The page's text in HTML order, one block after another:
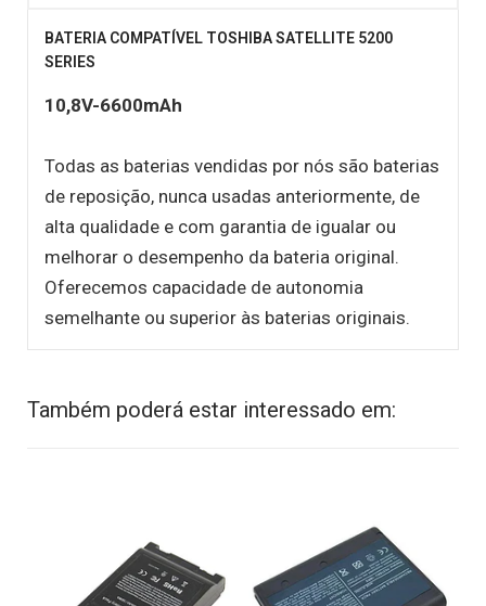
BATERIA COMPATÍVEL TOSHIBA SATELLITE 5200
SERIES
10,8V-6600mAh
Todas as baterias vendidas por nós são baterias
de reposição, nunca usadas anteriormente, de
alta qualidade e com garantia de igualar ou
melhorar o desempenho da bateria original.
Oferecemos capacidade de autonomia
semelhante ou superior às baterias originais.
Também poderá estar interessado em: